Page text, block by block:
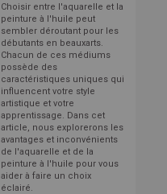
Choisir entre l'aquarelle et la
peinture à l'huile peut
sembler déroutant pour les
débutants en beauxarts.
Chacun de ces médiums
possède des
caractéristiques uniques qui
influencent votre style
artistique et votre
apprentissage. Dans cet
article, nous explorerons les
avantages et inconvénients
de l'aquarelle et de la
peinture à l'huile pour vous
aider à faire un choix
éclairé.